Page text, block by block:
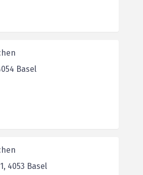
Basel
4053 Basel